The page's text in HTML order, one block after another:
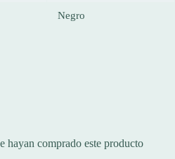
Negro
hayan comprado este producto